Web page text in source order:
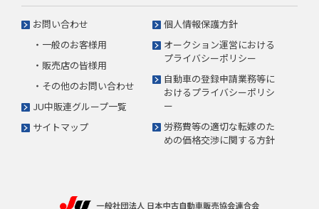
お問い合わせ
・一般のお客様用
・販売店の皆様用
・その他のお問い合わせ
JU中販連グループ一覧
サイトマップ
個人情報保護方針
オークション運営における
プライバシーポリシー
自動車の登録申請業務等に
おけるプライバシーポリシ
ー
労務費等の適切な転嫁のた
めの価格交渉に関する方針